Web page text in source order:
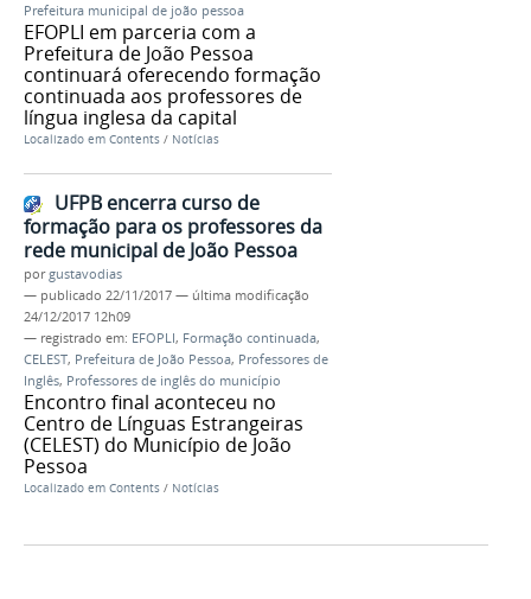
Prefeitura municipal de joão pessoa
EFOPLI em parceria com a
Prefeitura de João Pessoa
continuará oferecendo formação
continuada aos professores de
língua inglesa da capital
Localizado em Contents / Notícias
UFPB encerra curso de
formação para os professores da
rede municipal de João Pessoa
porgustavodias
— publicado 22/11/2017 — última modificação
24/12/2017 12h09
— registrado em: EFOPLI, Formação continuada,
CELEST, Prefeitura de João Pessoa, Professores de
Inglês, Professores de inglês do município
Encontro final aconteceu no
Centro de Línguas Estrangeiras
(CELEST) do Município de João
Pessoa
Localizado em Contents / Notícias